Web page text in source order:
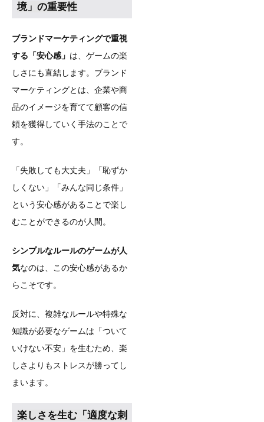
境」の重要性
ブランドマーケティングで重視
する「安心感」 は、ゲームの楽
しさにも直結します。ブランド
マーケティングとは、企業や商
品のイメージを育てて顧客の信
頼を獲得していく手法のことで
す。
「失敗しても大丈夫」「恥ずか
しくない」「みんな同じ条件」
という安心感があることで楽し
むことができるのが人間。
シンプルなルールのゲームが人
気なのは、この安心感があるか
らこそです。
反対に、複雑なルールや特殊な
知識が必要なゲームは「ついて
いけない不安」を生むため、楽
しさよりもストレスが勝ってし
まいます。
楽しさを生む「適度な刺